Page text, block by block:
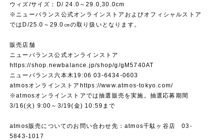
ウィズ/サイズ：D/ 24.0～29.0,30.0cm
※ニューバランス公式オンラインストアおよびオフィシャルストア
ではD/25.0～29.0㎝の取り扱いとなります。
販売店舗
ニューバランス公式オンラインストア
https://shop.newbalance.jp/shop/g/gM5740AT
ニューバランス六本木19:06 03-6434-0603
atmosオンラインストア https://www.atmos-tokyo.com/
※atmosオンラインストアでは抽選販売を実施。抽選応募期間
3/16(火) 9:00～3/19(金) 10:59まで
atmos販売についてのお問い合わせ先：atmos千駄ヶ谷店 03-
5843-1017